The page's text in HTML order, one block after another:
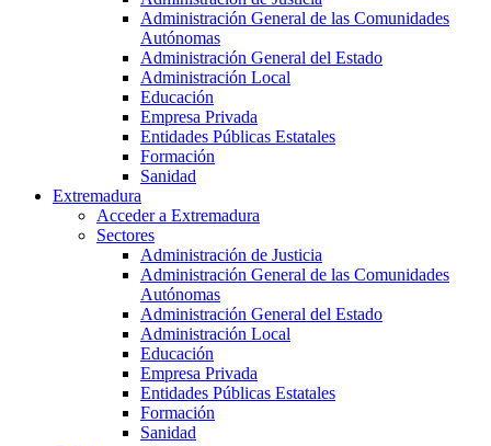
Administración General de las Comunidades
Autónomas
Administración General del Estado
Administración Local
Educación
Empresa Privada
Entidades Públicas Estatales
Formación
Sanidad
Extremadura
Acceder a Extremadura
Sectores
Administración de Justicia
Administración General de las Comunidades
Autónomas
Administración General del Estado
Administración Local
Educación
Empresa Privada
Entidades Públicas Estatales
Formación
Sanidad